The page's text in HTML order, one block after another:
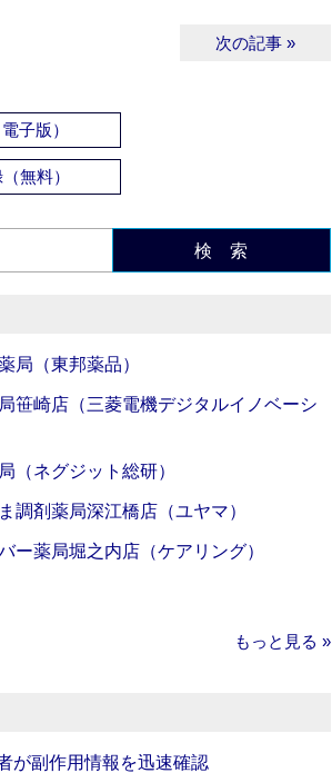
次の記事 »
子版）
無料）
検 索
局（東邦薬品）
笹崎店（三菱電機デジタルイノベーシ
（ネグジット総研）
調剤薬局深江橋店（ユヤマ）
ー薬局堀之内店（ケアリング）
もっと見る »
が副作用情報を迅速確認